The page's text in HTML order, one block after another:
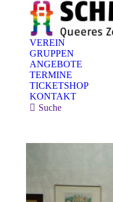
VEREIN
GRUPPEN
ANGEBOTE
TERMINE
TICKETSHOP
KONTAKT
Search:
Suche